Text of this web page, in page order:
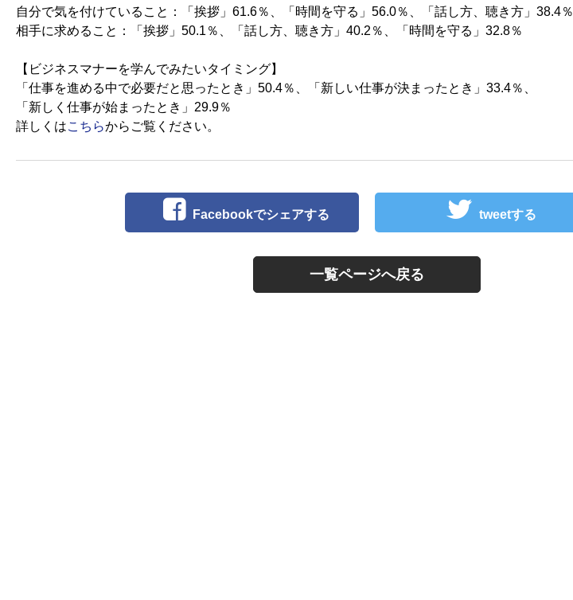
自分で気を付けていること：「挨拶」61.6％、「時間を守る」56.0％、「話し方、聴き方」38.4％
相手に求めること：「挨拶」50.1％、「話し方、聴き方」40.2％、「時間を守る」32.8％
【ビジネスマナーを学んでみたいタイミング】
「仕事を進める中で必要だと思ったとき」50.4％、「新しい仕事が決まったとき」33.4％、
「新しく仕事が始まったとき」29.9％
詳しくはこちらからご覧ください。
Facebookでシェアする tweetする
一覧ページへ戻る